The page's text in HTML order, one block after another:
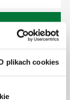
plikach cookies
SWOJE